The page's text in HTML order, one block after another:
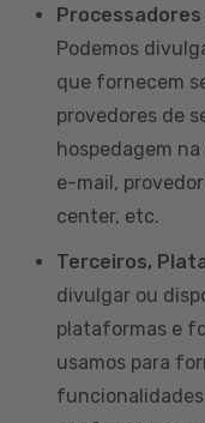
Podemos
que fornecem
provedores de
hospedagem
e-mail,
center, etc.
Terceiros,
divulgar ou
plataformas e
usamos para
funcionalidades